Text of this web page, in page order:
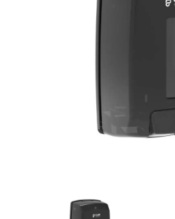
Losdi dávkovač tekutého
Simex dávkovač mýdla na
Harmony Professional
Losdi Sydney dávkovač
Losdi Sydney dávkovač